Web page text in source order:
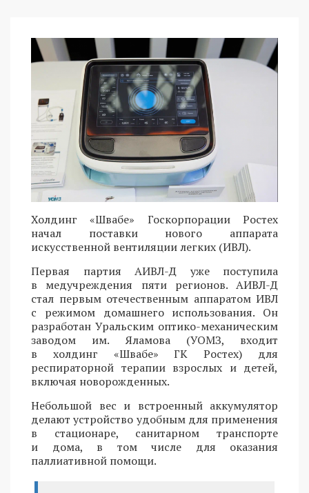
Холдинг «Швабе» Госкорпорации Ростех
начал поставки нового аппарата
искусственной вентиляции легких (ИВЛ).
Первая партия АИВЛ-Д уже поступила
в медучреждения пяти регионов. АИВЛ-Д
стал первым отечественным аппаратом ИВЛ
с режимом домашнего использования. Он
разработан Уральским оптико-механическим
заводом им. Яламова (УОМЗ, входит
в холдинг «Швабе» ГК Ростех) для
респираторной терапии взрослых и детей,
включая новорожденных.
Небольшой вес и встроенный аккумулятор
делают устройство удобным для применения
в стационаре, санитарном транспорте
и дома, в том числе для оказания
паллиативной помощи.